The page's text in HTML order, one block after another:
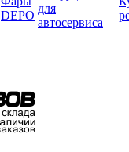
DEPO
для
автосервиса